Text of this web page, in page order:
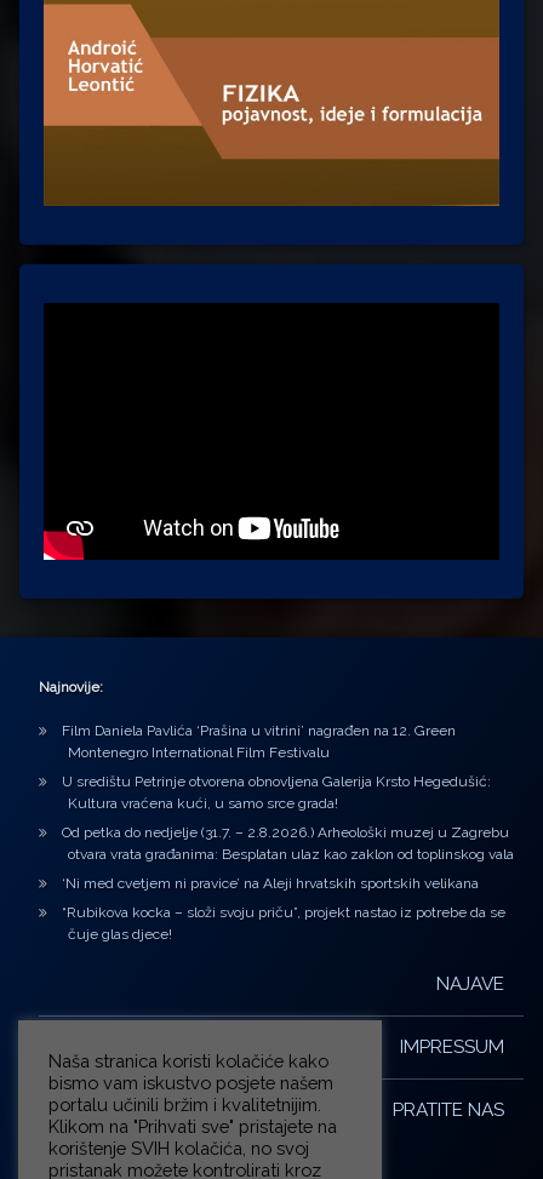
Najnovije:
Film Daniela Pavlića ‘Prašina u vitrini’ nagrađen na 12. Green
Montenegro International Film Festivalu
U središtu Petrinje otvorena obnovljena Galerija Krsto Hegedušić:
Kultura vraćena kući, u samo srce grada!
Od petka do nedjelje (31.7. – 2.8.2026.) Arheološki muzej u Zagrebu
otvara vrata građanima: Besplatan ulaz kao zaklon od toplinskog vala
‘Ni med cvetjem ni pravice’ na Aleji hrvatskih sportskih velikana
“Rubikova kocka – složi svoju priču”, projekt nastao iz potrebe da se
čuje glas djece!
NAJAVE
IMPRESSUM
PRATITE NAS
Naša stranica koristi kolačiće kako
bismo vam iskustvo posjete našem
portalu učinili bržim i kvalitetnijim.
Klikom na "Prihvati sve" pristajete na
korištenje SVIH kolačića, no svoj
pristanak možete kontrolirati kroz